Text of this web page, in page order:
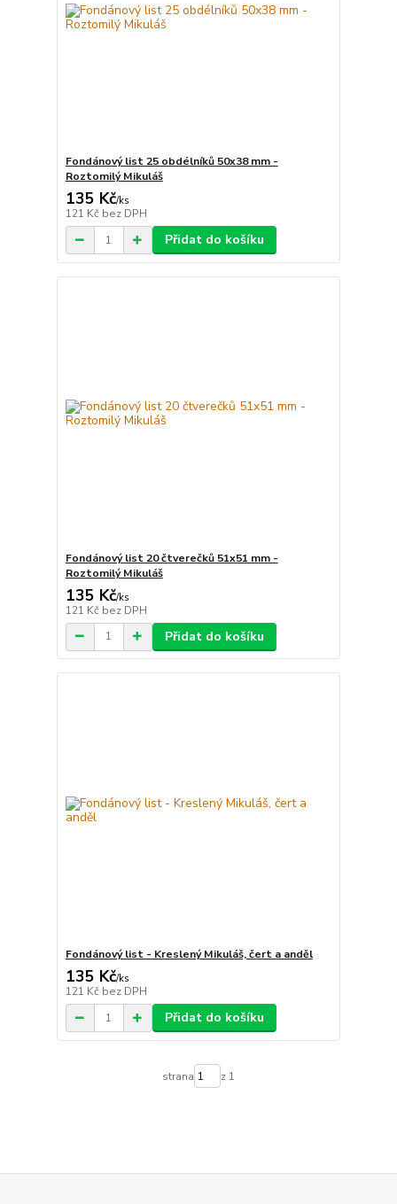
Fondánový list 25 obdélníků 50x38 mm -
Roztomilý Mikuláš
135 Kč/ks
121 Kč bez DPH
Přidat do košíku
Fondánový list 20 čtverečků 51x51 mm -
Roztomilý Mikuláš
135 Kč/ks
121 Kč bez DPH
Přidat do košíku
Fondánový list - Kreslený Mikuláš, čert a anděl
135 Kč/ks
121 Kč bez DPH
Přidat do košíku
strana z 1